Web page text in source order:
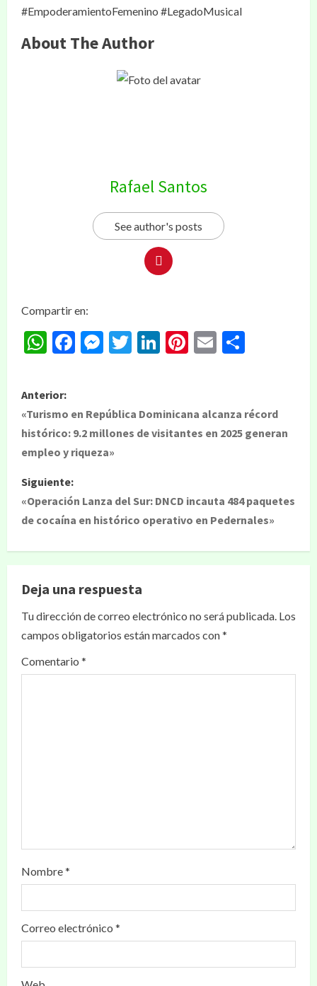
#EmpoderamientoFemenino #LegadoMusical
About The Author
Rafael Santos
See author's posts
Compartir en:
WhatsApp
Facebook
Messenger
Twitter
LinkedIn
Pinterest
Email
Anterior:
«Turismo en República Dominicana alcanza récord
histórico: 9.2 millones de visitantes en 2025 generan
empleo y riqueza»
Siguiente:
«Operación Lanza del Sur: DNCD incauta 484 paquetes
de cocaína en histórico operativo en Pedernales»
Deja una respuesta
Tu dirección de correo electrónico no será publicada. Los
campos obligatorios están marcados con*
Comentario *
Nombre*
Correo electrónico *